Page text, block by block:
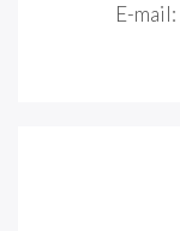
E-mail: